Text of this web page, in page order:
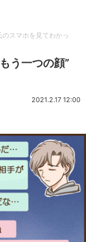
のスマホを見てわかっ
う一つの顔”
2021.2.17 12:00